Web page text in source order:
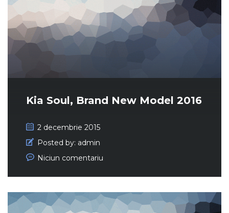
Kia Soul, Brand New Model 2016
2 decembrie 2015
Posted by: admin
Niciun comentariu